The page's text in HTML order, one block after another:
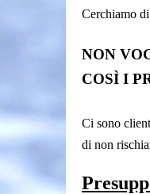
Cerchiamo
NON
COSÌ I
Ci sono
di non